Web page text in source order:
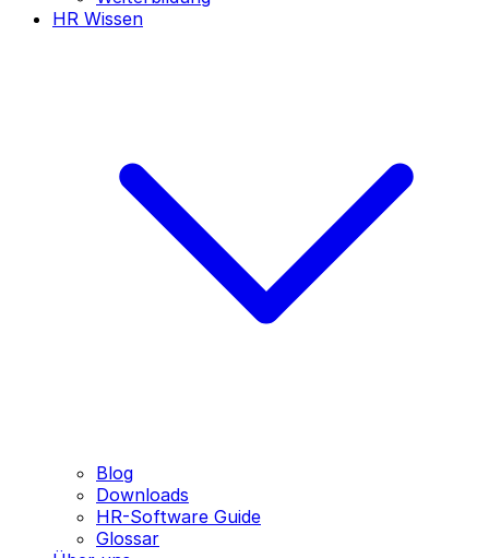
HR Wissen
Blog
Downloads
HR-Software Guide
Glossar